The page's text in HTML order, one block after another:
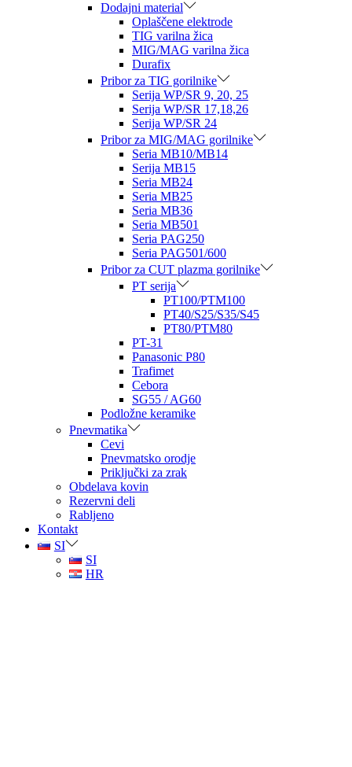
Dodajni material
Oplaščene elektrode
TIG varilna žica
MIG/MAG varilna žica
Durafix
Pribor za TIG gorilnike
Serija WP/SR 9, 20, 25
Serija WP/SR 17,18,26
Serija WP/SR 24
Pribor za MIG/MAG gorilnike
Seria MB10/MB14
Serija MB15
Seria MB24
Seria MB25
Seria MB36
Seria MB501
Seria PAG250
Seria PAG501/600
Pribor za CUT plazma gorilnike
PT serija
PT100/PTM100
PT40/S25/S35/S45
PT80/PTM80
PT-31
Panasonic P80
Trafimet
Cebora
SG55 / AG60
Podložne keramike
Pnevmatika
Cevi
Pnevmatsko orodje
Priključki za zrak
Obdelava kovin
Rezervni deli
Rabljeno
Kontakt
SI
SI
HR